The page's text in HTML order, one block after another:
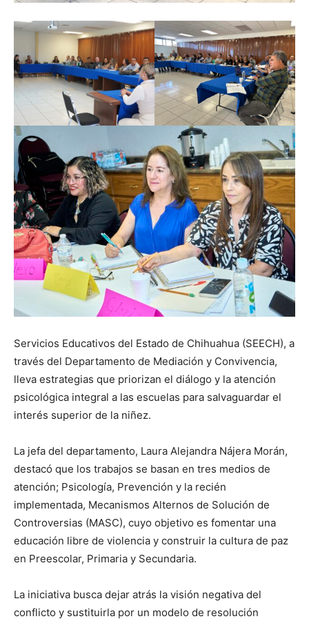
Servicios Educativos del Estado de Chihuahua (SEECH), a
través del Departamento de Mediación y Convivencia,
lleva estrategias que priorizan el diálogo y la atención
psicológica integral a las escuelas para salvaguardar el
interés superior de la niñez.
La jefa del departamento, Laura Alejandra Nájera Morán,
destacó que los trabajos se basan en tres medios de
atención; Psicología, Prevención y la recién
implementada, Mecanismos Alternos de Solución de
Controversias (MASC), cuyo objetivo es fomentar una
educación libre de violencia y construir la cultura de paz
en Preescolar, Primaria y Secundaria.
La iniciativa busca dejar atrás la visión negativa del
conflicto y sustituirla por un modelo de resolución